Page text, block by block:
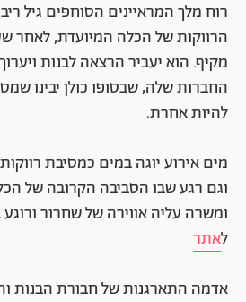
רוח מלך המראיינים הסוחפים גיל
הרווקות של הכלה המיועדת, לאחר
מקיף. הוא יעביר הרצאה לבנות
החברות שלה, שבסופו כולן יבינו
להיות אחרת.
מים אירוע יוגה במים כמסיבת
וגם רגע שבו הסביבה הקרובה של
ומשרה עליה אווירה של שחרור
לאתר
אדמה התארגנות של חבורת הבנות